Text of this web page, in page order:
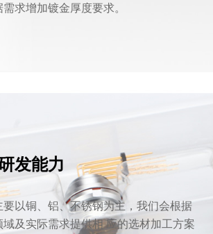
求增加镀金厚度要求。
发能力
以铜、铝、不锈钢为主，我们会根据
及实际需求提供相 应的选材加工方案